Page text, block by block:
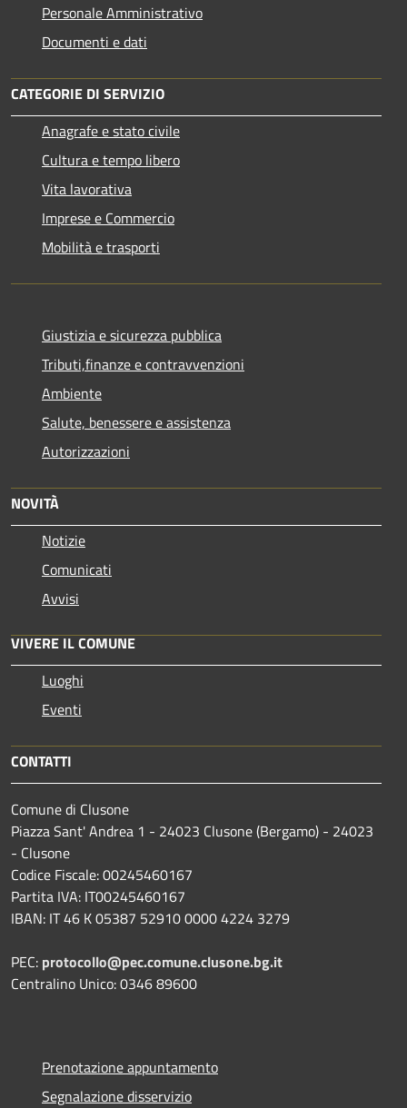
Personale Amministrativo
Documenti e dati
CATEGORIE DI SERVIZIO
Anagrafe e stato civile
Cultura e tempo libero
Vita lavorativa
Imprese e Commercio
Mobilità e trasporti
Giustizia e sicurezza pubblica
Tributi,finanze e contravvenzioni
Ambiente
Salute, benessere e assistenza
Autorizzazioni
NOVITÀ
Notizie
Comunicati
Avvisi
VIVERE IL COMUNE
Luoghi
Eventi
CONTATTI
Comune di Clusone
Piazza Sant' Andrea 1 - 24023 Clusone (Bergamo) - 24023
- Clusone
Codice Fiscale: 00245460167
Partita IVA: IT00245460167
IBAN: IT 46 K 05387 52910 0000 4224 3279
PEC: protocollo@pec.comune.clusone.bg.it
Centralino Unico: 0346 89600
Prenotazione appuntamento
Segnalazione disservizio